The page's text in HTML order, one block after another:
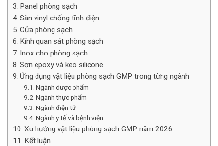
Panel phòng sạch
Sàn vinyl chống tĩnh điện
Cửa phòng sạch
Kính quan sát phòng sạch
Inox cho phòng sạch
Sơn epoxy và keo silicone
Ứng dụng vật liệu phòng sạch GMP trong từng ngành
Ngành dược phẩm
Ngành thực phẩm
Ngành điện tử
Ngành y tế và bệnh viện
Xu hướng vật liệu phòng sạch GMP năm 2026
Kết luận